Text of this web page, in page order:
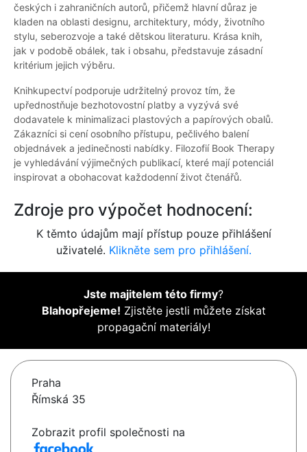
českých i zahraničních autorů, přičemž hlavní důraz je
kladen na oblasti designu, architektury, módy, životního
stylu, seberozvoje a také dětskou literaturu. Krása knih,
jak v podobě obálek, tak i obsahu, představuje zásadní
kritérium jejich výběru.
Knihkupectví podporuje udržitelný provoz tím, že
upřednostňuje bezhotovostní platby a vyzývá své
dodavatele k minimalizaci plastových a papírových obalů.
Zákazníci si cení osobního přístupu, pečlivého balení
objednávek a jedinečnosti nabídky. Filozofií Book Therapy
je vyhledávání výjimečných publikací, které mají potenciál
inspirovat a obohacovat každodenní život čtenářů.
Zdroje pro výpočet hodnocení:
K těmto údajům mají přístup pouze přihlášení
uživatelé. Klikněte sem pro přihlášení.
Jste majitelem této firmy?
Blahopřejeme! Zjistěte jestli můžete získat
propagační materiály!
Praha
Římská 35
Zobrazit profil společnosti na